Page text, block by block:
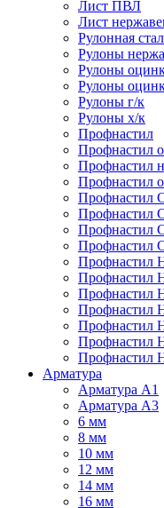
Лист ПВЛ
Лист
Рулонная
Рулоны
Рулоны
Рулоны
Рулоны г/к
Рулоны х/к
Профнастил
Профнастил
Профнастил
Профнастил
Профнастил
Профнастил
Профнастил
Профнастил
Профнастил
Профнастил
Профнастил
Профнастил
Профнастил
Профнастил
Профнастил
Арматура
Арматура А1
Арматура А3
6 мм
8 мм
10 мм
12 мм
14 мм
16 мм